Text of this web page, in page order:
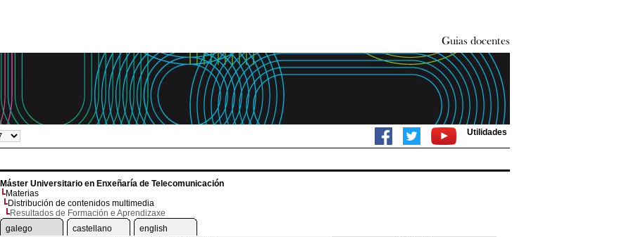
Utilidades
Máster Universitario en Enxeñaría de Telecomunicación
Materias
Distribución de contenidos multimedia
Resultados de Formación e Aprendizaxe
galego
castellano
english